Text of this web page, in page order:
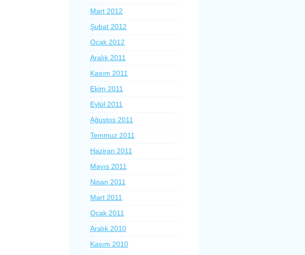
Mart 2012
Şubat 2012
Ocak 2012
Aralık 2011
Kasım 2011
Ekim 2011
Eylül 2011
Ağustos 2011
Temmuz 2011
Haziran 2011
Mayıs 2011
Nisan 2011
Mart 2011
Ocak 2011
Aralık 2010
Kasım 2010